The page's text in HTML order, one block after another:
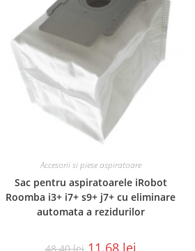
Accesorii si piese aspiratoare
Sac pentru aspiratoarele iRobot
Roomba i3+ i7+ s9+ j7+ cu eliminare
automata a rezidurilor